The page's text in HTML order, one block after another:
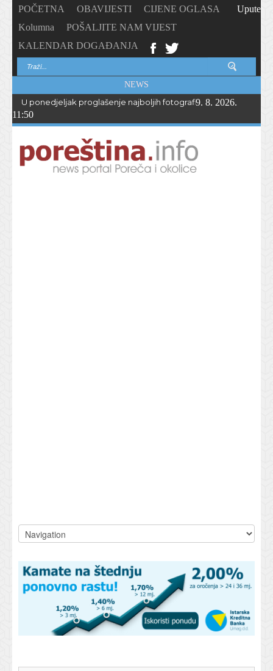
POČETNA OBAVIJESTI
CIJENE OGLASA
Kolumna
POŠALJITE NAM VIJEST
KALENDAR DOGAĐANJA
Upute
NEWS
U ponedjeljak proglašenje najboljih fotografija – PhotoCity2026
9. 8. 2026.
11:50